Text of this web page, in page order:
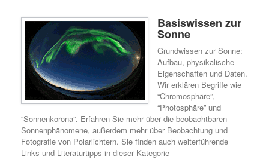
Basiswissen zur
Sonne
Grundwissen zur Sonne:
Aufbau, physikalische
Eigenschaften und Daten.
Wir erklären Begriffe wie
“Chromosphäre”,
“Photosphäre” und
“Sonnenkorona”. Erfahren Sie mehr über die beobachtbaren
Sonnenphänomene, außerdem mehr über Beobachtung und
Fotografie von Polarlichtern. Sie finden auch weiterführende
Links und Literaturtipps in dieser Kategorie